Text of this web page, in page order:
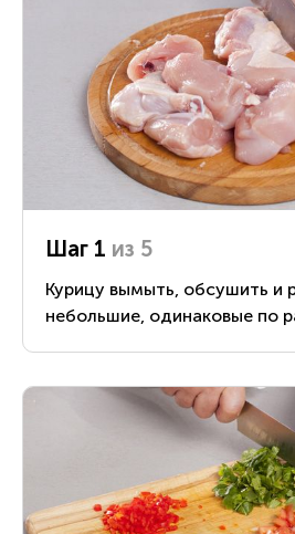
Шаг 1 из 5
Курицу вымыть, обсушить и
небольшие, одинаковые по